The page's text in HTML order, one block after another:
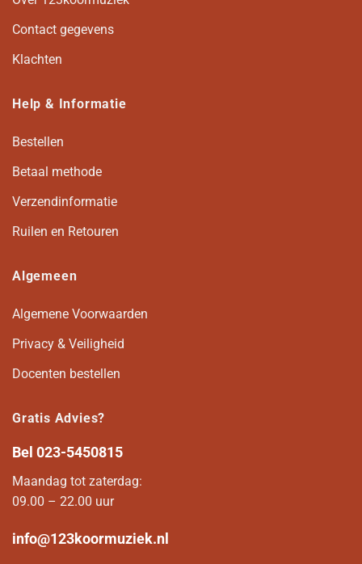
Contact gegevens
Klachten
Help & Informatie
Bestellen
Betaal methode
Verzendinformatie
Ruilen en Retouren
Algemeen
Algemene Voorwaarden
Privacy & Veiligheid
Docenten bestellen
Gratis Advies?
Bel 023-5450815
Maandag tot zaterdag:
09.00 – 22.00 uur
info@123koormuziek.nl